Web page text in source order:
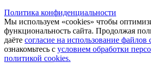
Политика конфиденциальности
Мы используем «cookies» чтобы
функциональность сайта. Продолжая
даёте согласие на использование файлов
ознакомьтесь с условием обработки
политикой cookies.